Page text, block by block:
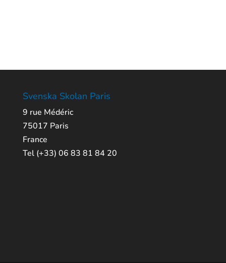
Svenska Skolan Paris
9 rue Médéric
75017 Paris
France
Tel (+33) 06 83 81 84 20